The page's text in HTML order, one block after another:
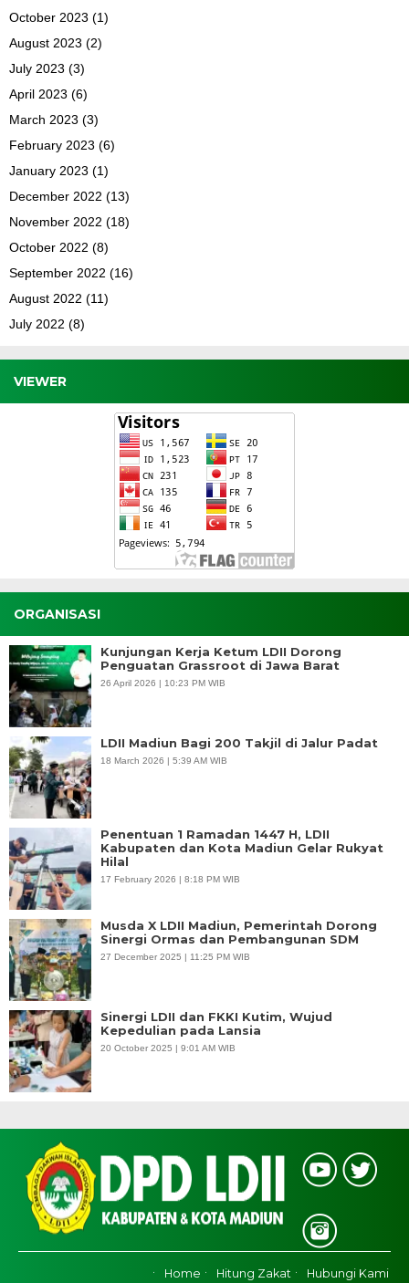
October 2023 (1)
August 2023 (2)
July 2023 (3)
April 2023 (6)
March 2023 (3)
February 2023 (6)
January 2023 (1)
December 2022 (13)
November 2022 (18)
October 2022 (8)
September 2022 (16)
August 2022 (11)
July 2022 (8)
VIEWER
ORGANISASI
Kunjungan Kerja Ketum LDII Dorong
Penguatan Grassroot di Jawa Barat
26 April 2026 | 10:23 PM WIB
LDII Madiun Bagi 200 Takjil di Jalur Padat
18 March 2026 | 5:39 AM WIB
Penentuan 1 Ramadan 1447 H, LDII
Kabupaten dan Kota Madiun Gelar Rukyat
Hilal
17 February 2026 | 8:18 PM WIB
Musda X LDII Madiun, Pemerintah Dorong
Sinergi Ormas dan Pembangunan SDM
27 December 2025 | 11:25 PM WIB
Sinergi LDII dan FKKI Kutim, Wujud
Kepedulian pada Lansia
20 October 2025 | 9:01 AM WIB
Home Hitung Zakat Hubungi Kami